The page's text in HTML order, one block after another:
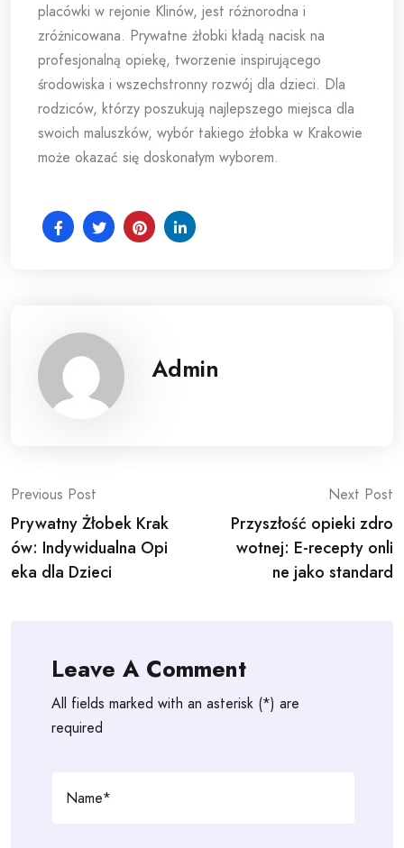
placówki w rejonie Klinów, jest różnorodna i
zróżnicowana. Prywatne żłobki kładą nacisk na
profesjonalną opiekę, tworzenie inspirującego
środowiska i wszechstronny rozwój dla dzieci. Dla
rodziców, którzy poszukują najlepszego miejsca dla
swoich maluszków, wybór takiego żłobka w Krakowie
może okazać się doskonałym wyborem.
Admin
Post
navigation
Previous Post
Prywatny Żłobek Krak
ów: Indywidualna Opi
eka dla Dzieci
Next Post
Przyszłość opieki zdro
wotnej: E-recepty onli
ne jako standard
Leave A Comment
All fields marked with an asterisk (*) are
required